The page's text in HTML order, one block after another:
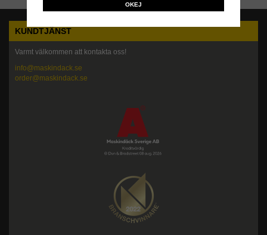
KUNDTJÄNST
Varmt välkommen att kontakta oss!
info@maskindack.se
order@maskindack.se
OKEJ